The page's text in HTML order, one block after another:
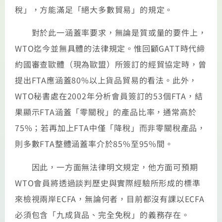
稅」，方能滿足「絕大多數貿易」的規定。
對於此一涵蓋率要求，無論是質或量的要件上，
WTO迄今並無具體的法律規定。惟回顧GATT時代締
約國審查歐體（現為歐盟）所簽訂的經貿協定時，曾
提出FTA應涵蓋80%以上貨品貿易的看法。此外，
WTO秘書處在2002年分析會員簽訂的53個FTA，結
果顯示FTA涵蓋「零關稅」的產品比率，通常高於
75%；若再加上FTA中僅「降稅」而非零關稅產品，
則多數FTA整體涵蓋率介於85%至95%間。
因此，一方面無法律明文規定，他方面可預期
WTO會員將透過談判歷史與實際經驗所形成的標準
來檢視兩岸ECFA，無論何者，目前都沒有課以ECFA
必須包含「九成貨品、完全免稅」的義務存在。